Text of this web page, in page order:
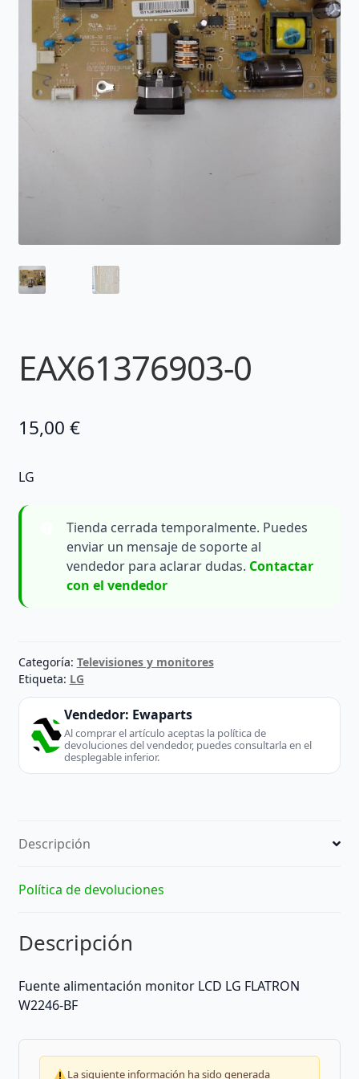
EAX61376903-0
15,00 €
LG
Tienda cerrada temporalmente. Puedes
enviar un mensaje de soporte al
vendedor para aclarar dudas. Contactar
con el vendedor
Categoría: Televisiones y monitores
Etiqueta: LG
Vendedor: Ewaparts
Al comprar el artículo aceptas la política de
devoluciones del vendedor, puedes consultarla en el
desplegable inferior.
Descripción
Política de devoluciones
Descripción
Fuente alimentación monitor LCD LG FLATRON
W2246-BF
La siguiente información ha sido generada